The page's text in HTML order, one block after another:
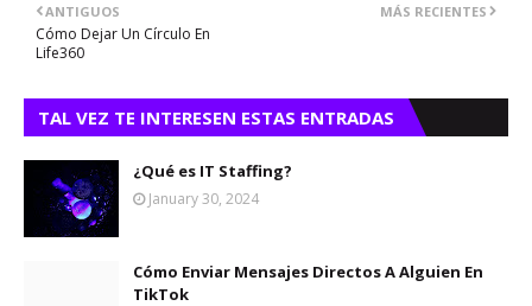
MÁS RECIENTES
ANTIGUOS
Cómo Dejar Un Círculo En
Life360
TAL VEZ TE INTERESEN ESTAS ENTRADAS
¿Qué es IT Staffing?
January 30, 2024
Cómo Enviar Mensajes Directos A Alguien En
TikTok